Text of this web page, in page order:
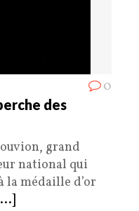
0
des
grand
national qui
la médaille d’or